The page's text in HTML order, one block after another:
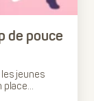
de pouce
jeunes
place...